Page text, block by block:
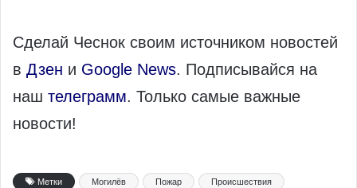
Сделай Чеснок своим источником новостей
в Дзен и Google News. Подписывайся на
наш телеграмм. Только самые важные
новости!
Метки Могилёв Пожар Происшествия